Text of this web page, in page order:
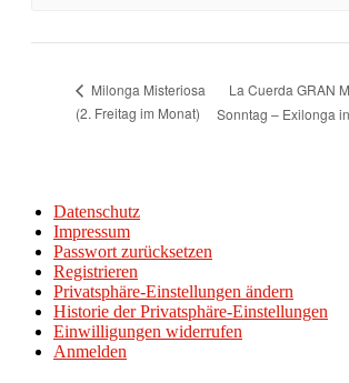
Milonga Misteriosa
(2. Freitag im Monat)
La Cuerda GRAN
Sonntag – Exilonga
Datenschutz
Impressum
Passwort zurücksetzen
Registrieren
Privatsphäre-Einstellungen ändern
Historie der Privatsphäre-Einstellungen
Einwilligungen widerrufen
Anmelden